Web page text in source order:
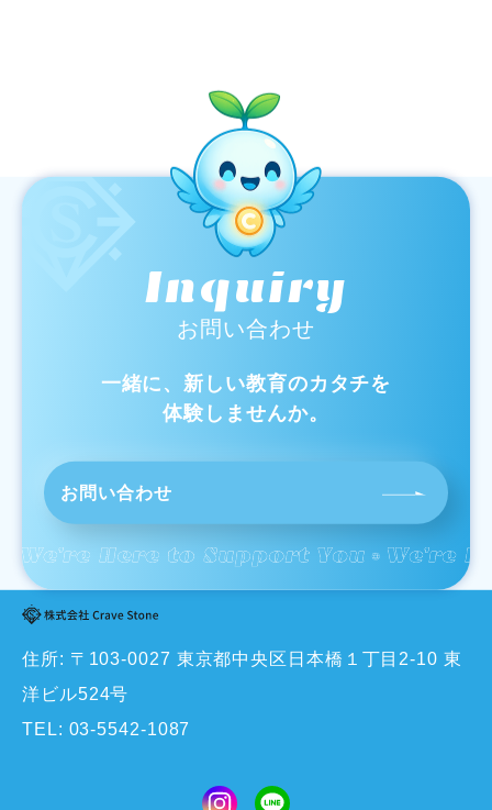
Inquiry
お問い合わせ
一緒に、新しい教育のカタチを
体験しませんか。
お問い合わせ
住所: 〒103-0027 東京都中央区日本橋１丁目2-10 東
洋ビル524号
TEL: 03-5542-1087